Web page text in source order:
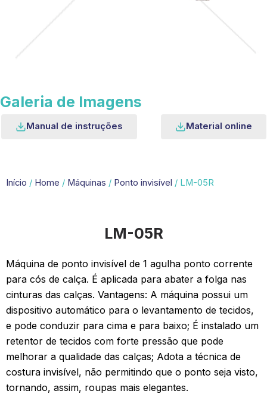
Galeria de Imagens
Manual de instruções Material online
Início / Home / Máquinas / Ponto invisível / LM-05R
LM-05R
Máquina de ponto invisível de 1 agulha ponto corrente
para cós de calça. É aplicada para abater a folga nas
cinturas das calças. Vantagens: A máquina possui um
dispositivo automático para o levantamento de tecidos,
e pode conduzir para cima e para baixo; É instalado um
retentor de tecidos com forte pressão que pode
melhorar a qualidade das calças; Adota a técnica de
costura invisível, não permitindo que o ponto seja visto,
tornando, assim, roupas mais elegantes.